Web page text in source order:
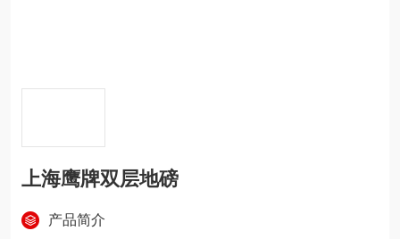
上海鹰牌双层地磅
产品简介